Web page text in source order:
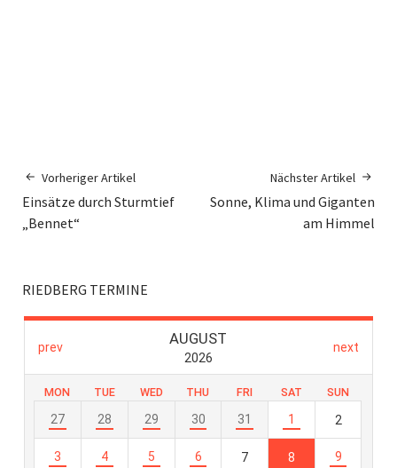
Vorheriger Artikel
Einsätze durch Sturmtief
„Bennet“
Nächster Artikel
Sonne, Klima und Giganten
am Himmel
RIEDBERG TERMINE